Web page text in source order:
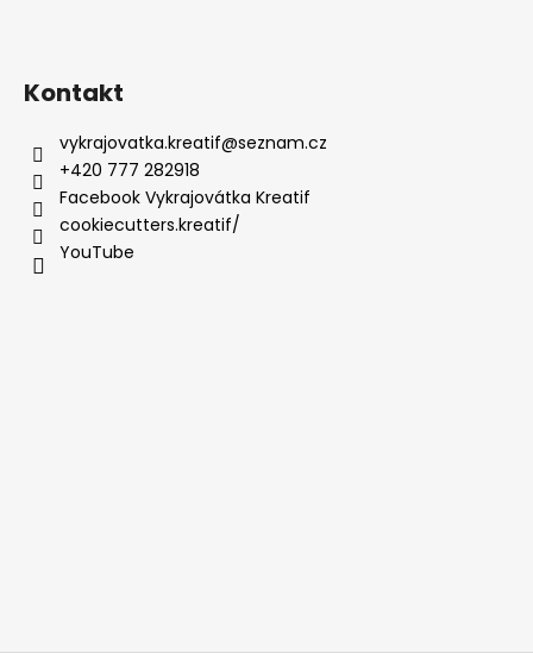
Kontakt
vykrajovatka.kreatif@seznam.cz
+420 777 282918
Facebook Vykrajovátka Kreatif
cookiecutters.kreatif/
YouTube